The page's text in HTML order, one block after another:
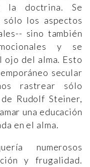
la doctrina. Se
los aspectos
sino también
y se
ojo del alma. Esto
secular
rastrear sólo
Rudolf Steiner,
una educación
en el alma.
numerosos
y frugalidad.